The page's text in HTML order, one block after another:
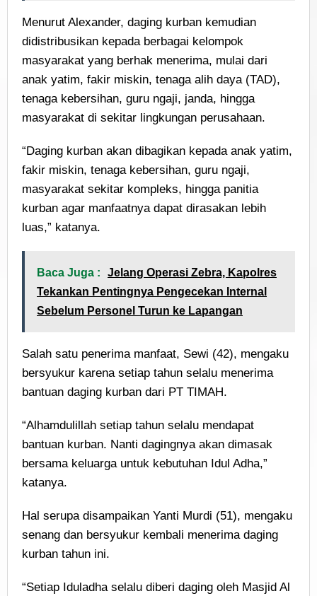
Menurut Alexander, daging kurban kemudian
didistribusikan kepada berbagai kelompok
masyarakat yang berhak menerima, mulai dari
anak yatim, fakir miskin, tenaga alih daya (TAD),
tenaga kebersihan, guru ngaji, janda, hingga
masyarakat di sekitar lingkungan perusahaan.
“Daging kurban akan dibagikan kepada anak yatim,
fakir miskin, tenaga kebersihan, guru ngaji,
masyarakat sekitar kompleks, hingga panitia
kurban agar manfaatnya dapat dirasakan lebih
luas,” katanya.
Baca Juga :
Jelang Operasi Zebra, Kapolres
Tekankan Pentingnya Pengecekan Internal
Sebelum Personel Turun ke Lapangan
Salah satu penerima manfaat, Sewi (42), mengaku
bersyukur karena setiap tahun selalu menerima
bantuan daging kurban dari PT TIMAH.
“Alhamdulillah setiap tahun selalu mendapat
bantuan kurban. Nanti dagingnya akan dimasak
bersama keluarga untuk kebutuhan Idul Adha,”
katanya.
Hal serupa disampaikan Yanti Murdi (51), mengaku
senang dan bersyukur kembali menerima daging
kurban tahun ini.
“Setiap Iduladha selalu diberi daging oleh Masjid Al